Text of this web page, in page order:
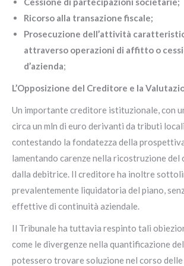
Ricorso alla transazione fiscale;
Prosecuzione dell’attività
attraverso operazioni di affitto o
d’azienda;
L’Opposizione del Creditore e la
Un importante creditore istituzionale, con
circa un mln di euro derivanti da tributi
contestando la fondatezza della
lamentando carenze nella ricostruzione
dalla debitrice. Il creditore ha inoltre
prevalentemente liquidatoria del piano,
effettive di continuità aziendale.
Il Tribunale ha tuttavia respinto tali
come le divergenze nella quantificazione
potessero trovare soluzione nel corso